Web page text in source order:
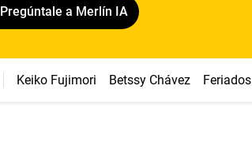
Pregúntale a Merlín IA
Keiko Fujimori Betssy Chávez Feriados